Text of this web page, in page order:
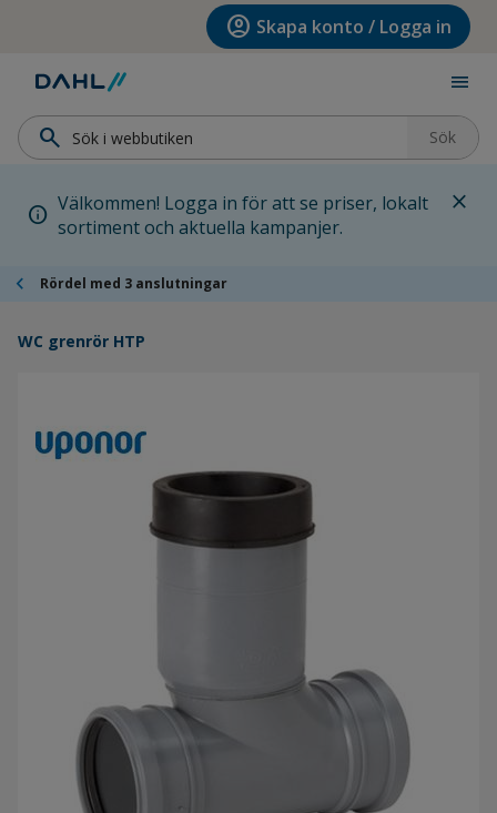
Hoppa till huvudinnehållet account_circle Skapa konto / Logga in
menu
search Sök
info Välkommen! Logga in för att se priser, lokalt
sortiment och aktuella kampanjer.
close
chevron_left Rördel med 3 anslutningar
WC grenrör HTP